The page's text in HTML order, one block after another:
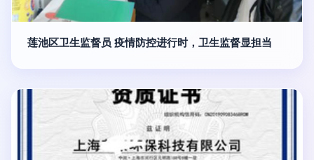
莲池区卫生监督员 疫情防控进行时，卫生监督显担当